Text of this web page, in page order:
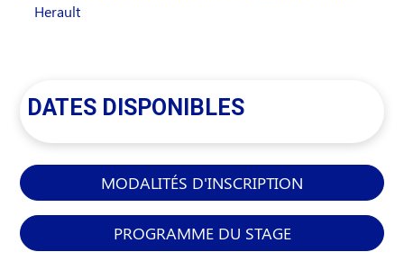
Herault
DATES DISPONIBLES
MODALITÉS D'INSCRIPTION
PROGRAMME DU STAGE